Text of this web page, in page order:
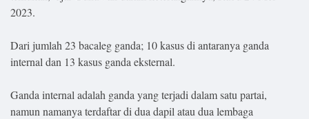
2023.
Dari jumlah 23 bacaleg ganda; 10 kasus di antaranya ganda
internal dan 13 kasus ganda eksternal.
Ganda internal adalah ganda yang terjadi dalam satu partai,
namun namanya terdaftar di dua dapil atau dua lembaga